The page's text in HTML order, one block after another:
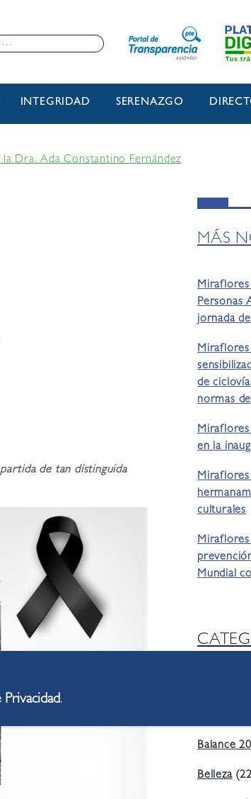
INTEGRIDAD SERENAZGO
Dra. Ada Constantino Fernández
de tan distinguida
MÁS
Miraflores
Personas
jornada
Miraflores
de
normas
Miraflores
en la
Miraflores
culturales
Miraflores
Mundial
Balance
Belleza
Privacidad.